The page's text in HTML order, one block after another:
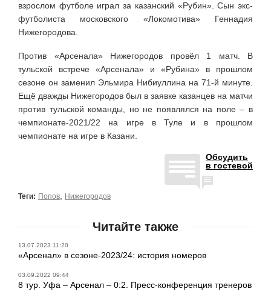
взрослом футболе играл за казанский «Рубин». Сын экс-
футболиста московского «Локомотива» Геннадия
Нижегородова.
Против «Арсенала» Нижегородов провёл 1 матч. В
тульской встрече «Арсенала» и «Рубина» в прошлом
сезоне он заменил Эльмира Нибиуллина на 71-й минуте.
Ещё дважды Нижегородов был в заявке казанцев на матчи
против тульской команды, но не появлялся на поле – в
чемпионате-2021/22 на игре в Туле и в прошлом
чемпионате на игре в Казани.
Обсудить
в гостевой
Теги: Попов Нижегородов
Читайте также
13.07.2023 11:20
«Арсенал» в сезоне-2023/24: история номеров
03.09.2022 09:44
8 тур. Уфа – Арсенал – 0:2. Пресс-конференция тренеров